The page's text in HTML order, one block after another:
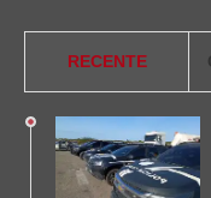
RECENTE